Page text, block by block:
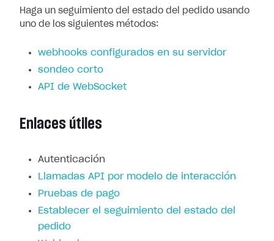
Haga un seguimiento del estado del pedido usando
uno de los siguientes métodos:
webhooks configurados en su servidor
sondeo corto
API de WebSocket
Enlaces útiles
Autenticación
Llamadas API por modelo de interacción
Pruebas de pago
Establecer el seguimiento del estado del
pedido